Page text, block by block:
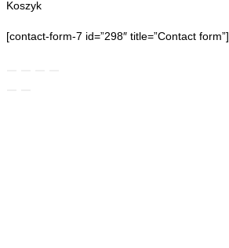
Koszyk
[contact-form-7 id=”298″ title=”Contact form”]